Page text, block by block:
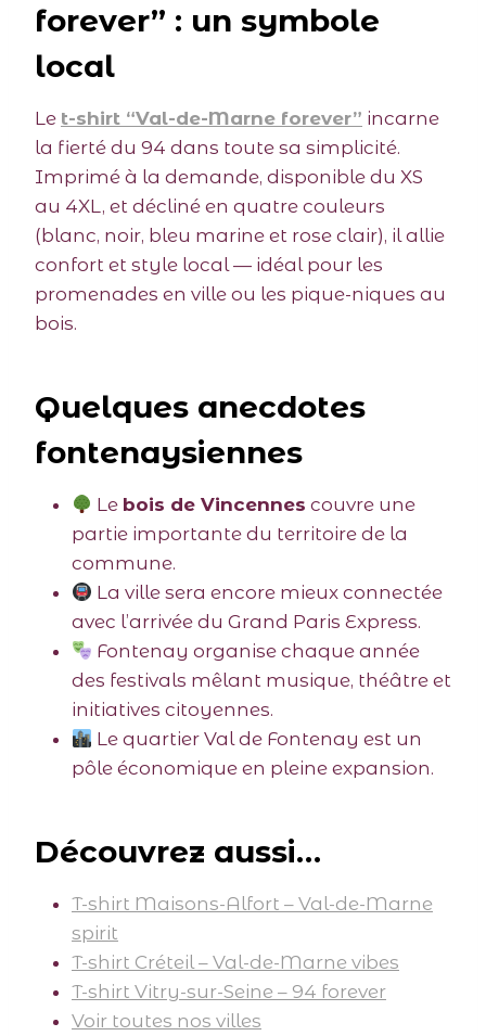
forever” : un symbole
local
Le t-shirt “Val-de-Marne forever” incarne
la fierté du 94 dans toute sa simplicité.
Imprimé à la demande, disponible du XS
au 4XL, et décliné en quatre couleurs
(blanc, noir, bleu marine et rose clair), il allie
confort et style local — idéal pour les
promenades en ville ou les pique-niques au
bois.
Quelques anecdotes
fontenaysiennes
Le bois de Vincennes couvre une
partie importante du territoire de la
commune.
La ville sera encore mieux connectée
avec l’arrivée du Grand Paris Express.
Fontenay organise chaque année
des festivals mêlant musique, théâtre et
initiatives citoyennes.
Le quartier Val de Fontenay est un
pôle économique en pleine expansion.
Découvrez aussi…
T-shirt Maisons-Alfort – Val-de-Marne
spirit
T-shirt Créteil – Val-de-Marne vibes
T-shirt Vitry-sur-Seine – 94 forever
Voir toutes nos villes